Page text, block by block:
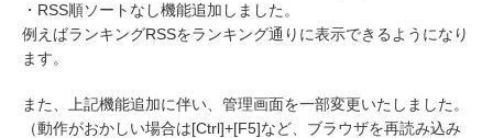
・RSS順ソートなし機能追加しました。
例えばランキングRSSをランキング通りに表示できるようになり
ます。
また、上記機能追加に伴い、管理画面を一部変更いたしました。
（動作がおかしい場合は[Ctrl]+[F5]など、ブラウザを再読み込み